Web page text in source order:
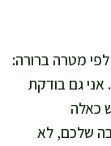
מטרה ברורה:
אני גם בודקת
כאלה
שלכם, לא